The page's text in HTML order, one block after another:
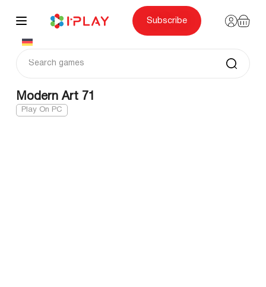
content
Subscribe
Modern Art 71
Play On PC